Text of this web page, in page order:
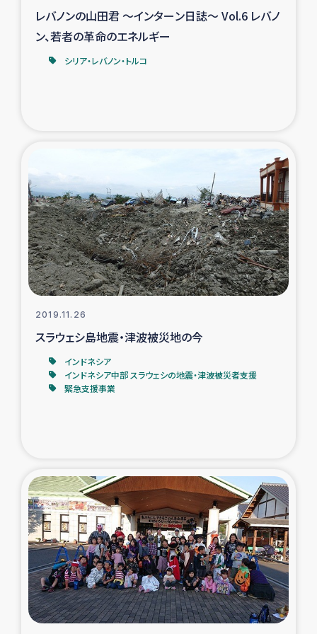
レバノンの山田君 ～インターン日誌～ Vol.6 レバノ
ン、若者の革命のエネルギー
シリア・レバノン・トルコ
2019.11.26
スラウェシ島地震・津波被災地の今
インドネシア
インドネシア中部 スラウェシの地震・津波被災者支援
緊急支援事業